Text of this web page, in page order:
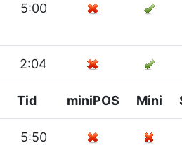
5:00
2:04
Tid miniPOS Mini
5:50